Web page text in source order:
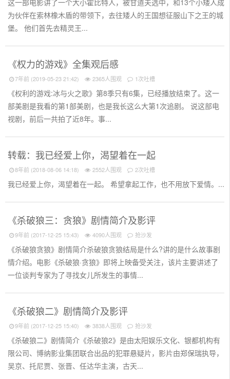
这一部电影讲了一个大小霍比特人，被甘道夫选中，和13个小矮人成
为伙伴在索林橡木盾的带领下，去往矮人的王国想征服山下之王的城
堡。 他们首先去精灵王...
《权力的游戏》全集观后感
7年前 (2019-05-23 21:42) 2365人围观 1次吐槽
《权利的游戏:冰与火之歌》第8季只有6集，已经播放结束了。这一
部美剧是我看的第1部美剧，也是我长这么大第1次追剧。 说这部电
视剧，前后一共拍了近8年。事...
转载：我已经爱上你，渴望着在一起
8年前 (2018-08-06 14:18) 2552人围观 2次吐槽
我已经爱上你，渴望着在一起。 希望拿起工作，也不用放下爱情。...
《杀破狼三：贪狼》剧情简介及影评
9年前 (2017-12-25 15:43) 4090人围观 抢沙发
《杀破狼贪狼》剧情简介杀破狼贪狼结局是什么?讲的是什么故事剧
情介绍。电影《杀破狼·贪狼》即将上映备受关注，该片主要讲述了
一位谈判专家为了寻找女儿所发生的事情...
《杀破狼二》剧情简介及影评
9年前 (2017-12-25 15:40) 3838人围观 抢沙发
《杀破狼二》剧情简介《杀破狼2》是由太阳娱乐文化、银都机构有
限公司、博纳影业集团联合出品的犯罪悬疑片，影片由郑保瑞执导，
吴京、托尼贾、张晋、任达华主演，古天...